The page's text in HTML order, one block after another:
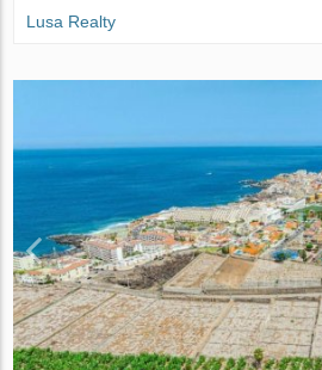
Lusa Realty